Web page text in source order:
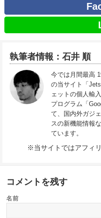
執筆者情報：石井 順
今では月間最高
の当サイト「
ェットの個人輸
プログラム「
て、国内外ガジ
スの新機能情報
ています。
※当サイトではアフィ
コメントを残す
名前